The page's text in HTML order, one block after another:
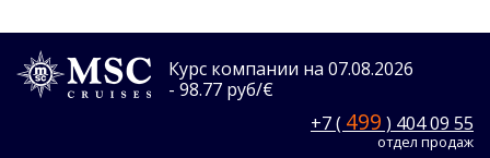
Курс компании на 07.08.2026
- 98.77 руб/€
+7 ( 499 ) 404 09 55
отдел продаж